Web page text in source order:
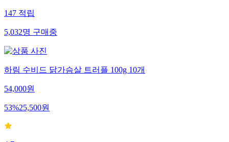
147적립
5,032명구매중
하림 수비드 닭가슴살 트러플 100g 10개
54,000원
53%25,500원